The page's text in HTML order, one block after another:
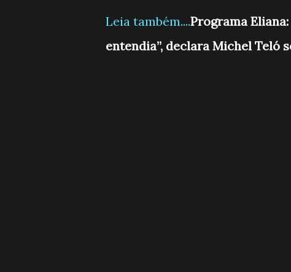
Leia também....Programa
entendia”, declara Michel Teló